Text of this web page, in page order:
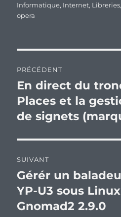
le
Informatique, Internet, Libreries
opera
de
l’article
PRÉCÉDENT
Publication
précédente :
En direct du
Places et la
de signets
SUIVANT
Publication
suivante :
Gérér un
YP-U3 sous
Gnomad2 2.9.0